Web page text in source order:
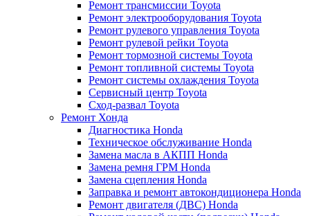
Ремонт трансмиссии Toyota
Ремонт электрооборудования Toyota
Ремонт рулевого управления Toyota
Ремонт рулевой рейки Toyota
Ремонт тормозной системы Toyota
Ремонт топливной системы Toyota
Ремонт системы охлаждения Toyota
Сервисный центр Toyota
Сход-развал Toyota
Ремонт Хонда
Диагностика Honda
Техническое обслуживание Honda
Замена масла в АКПП Honda
Замена ремня ГРМ Honda
Замена сцепления Honda
Заправка и ремонт автокондиционера Honda
Ремонт двигателя (ДВС) Honda